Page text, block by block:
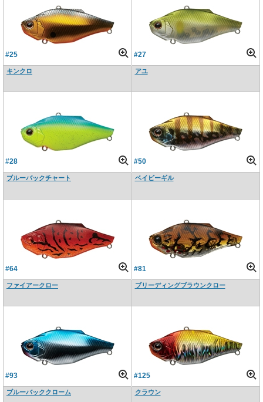
#25
キンクロ
#27
アユ
#28
ブルーバックチャート
#50
ベイビーギル
#64
ファイアークロー
#81
ブリーディングブラウンクロー
#93
ブルーバッククローム
#125
クラウン